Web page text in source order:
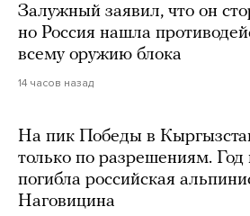
Залужный заявил, что он
но Россия нашла
всему оружию блока
14 часов назад
На пик Победы в
только по разрешениям. Год
погибла российская
Наговицина